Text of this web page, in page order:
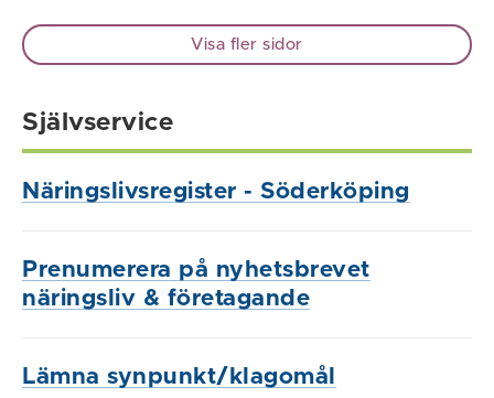
Visa fler sidor
Självservice
Näringslivsregister - Söderköping
Prenumerera på nyhetsbrevet
näringsliv & företagande
Lämna synpunkt/klagomål